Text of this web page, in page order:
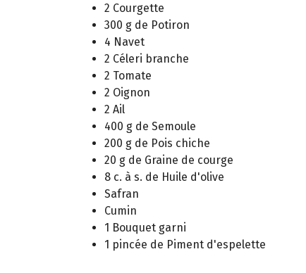
2 Courgette
300 g de Potiron
4 Navet
2 Céleri branche
2 Tomate
2 Oignon
2 Ail
400 g de Semoule
200 g de Pois chiche
20 g de Graine de courge
8 c. à s. de Huile d'olive
Safran
Cumin
1 Bouquet garni
1 pincée de Piment d'espelette